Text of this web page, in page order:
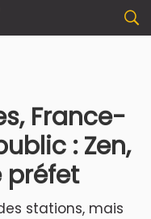
France-
: Zen,
préfet
stations, mais